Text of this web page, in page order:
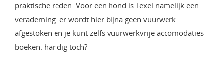
praktische reden. Voor een hond is Texel namelijk een
verademing. er wordt hier bijna geen vuurwerk
afgestoken en je kunt zelfs vuurwerkvrije accomodaties
boeken. handig toch?